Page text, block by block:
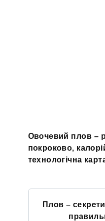
Овочевий плов –
покроково,
технологічна
Плов –